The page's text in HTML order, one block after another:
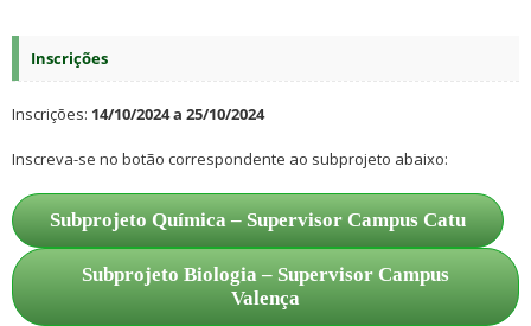
Inscrições
Inscrições: 14/10/2024 a 25/10/2024
Inscreva-se no botão correspondente ao subprojeto abaixo:
Subprojeto Química – Supervisor Campus Catu
Subprojeto Biologia – Supervisor Campus
Valença